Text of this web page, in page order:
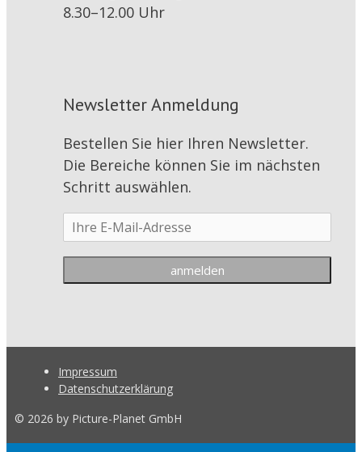
8.30–12.00 Uhr
Newsletter Anmeldung
Bestellen Sie hier Ihren Newsletter.
Die Bereiche können Sie im nächsten
Schritt auswählen.
Impressum
Datenschutzerklärung
© 2026 by Picture-Planet GmbH